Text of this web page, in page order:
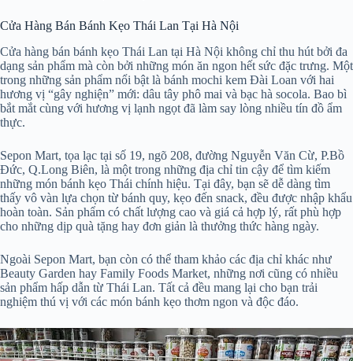
Cửa Hàng Bán Bánh Kẹo Thái Lan Tại Hà Nội
Cửa hàng bán bánh kẹo Thái Lan tại Hà Nội không chỉ thu hút bởi đa
dạng sản phẩm mà còn bởi những món ăn ngon hết sức đặc trưng. Một
trong những sản phẩm nổi bật là bánh mochi kem Đài Loan với hai
hương vị “gây nghiện” mới: dâu tây phô mai và bạc hà socola. Bao bì
bắt mắt cùng với hương vị lạnh ngọt đã làm say lòng nhiều tín đồ ẩm
thực.
Sepon Mart, tọa lạc tại số 19, ngõ 208, đường Nguyễn Văn Cừ, P.Bồ
Đức, Q.Long Biên, là một trong những địa chỉ tin cậy để tìm kiếm
những món bánh kẹo Thái chính hiệu. Tại đây, bạn sẽ dễ dàng tìm
thấy vô vàn lựa chọn từ bánh quy, kẹo đến snack, đều được nhập khẩu
hoàn toàn. Sản phẩm có chất lượng cao và giá cả hợp lý, rất phù hợp
cho những dịp quà tặng hay đơn giản là thưởng thức hàng ngày.
Ngoài Sepon Mart, bạn còn có thể tham khảo các địa chỉ khác như
Beauty Garden hay Family Foods Market, những nơi cũng có nhiều
sản phẩm hấp dẫn từ Thái Lan. Tất cả đều mang lại cho bạn trải
nghiệm thú vị với các món bánh kẹo thơm ngon và độc đáo.